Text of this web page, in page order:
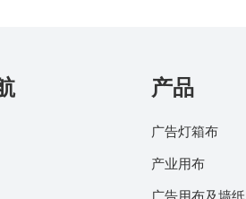
产品
广告灯箱布
产业用布